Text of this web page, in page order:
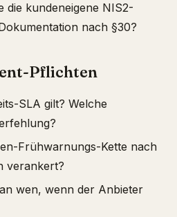
die kundeneigene NIS2-
nach §30?
Pflichten
SLA gilt? Welche
Frühwarnungs-Kette nach
verankert?
wen, wenn der Anbieter